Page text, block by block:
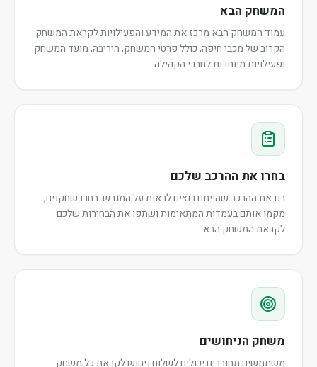
המשחק הבא
עמוד המשחק הבא מרכז את המידע והפעילויות לקראת המשחק
הקרוב של מכבי חיפה, כולל פרטי המשחק, היריבה, מועד המשחק
ופעילויות מיוחדות לחברי הקהילה.
בחרו את ההרכב שלכם
בנו את ההרכב שהייתם רוצים לראות על המגרש. בחרו שחקנים,
מקמו אותם בעמדות המתאימות ושתפו את הבחירות שלכם
לקראת המשחק הבא.
משחק הניחושים
משתמשים מחוברים יכולים לשלוח ניחוש לקראת כל משחק